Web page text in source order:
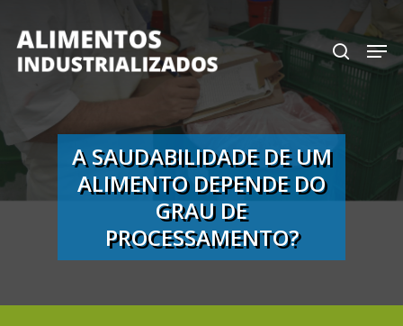
main
search
A SAUDABILIDADE DE UM
ALIMENTO DEPENDE DO
GRAU DE
PROCESSAMENTO?
Close